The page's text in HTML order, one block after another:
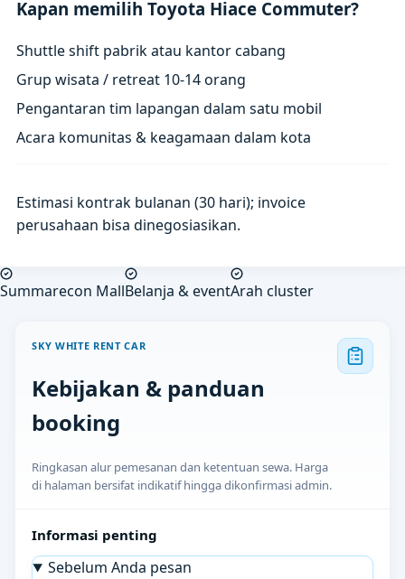
Kapan memilih Toyota Hiace Commuter?
Shuttle shift pabrik atau kantor cabang
Grup wisata / retreat 10-14 orang
Pengantaran tim lapangan dalam satu mobil
Acara komunitas & keagamaan dalam kota
Estimasi kontrak bulanan (30 hari); invoice
perusahaan bisa dinegosiasikan.
Summarecon MallBelanja & eventArah cluster
SKY WHITE RENT CAR
Kebijakan & panduan
booking
Ringkasan alur pemesanan dan ketentuan sewa. Harga
di halaman bersifat indikatif hingga dikonfirmasi admin.
Informasi penting
Sebelum Anda pesan